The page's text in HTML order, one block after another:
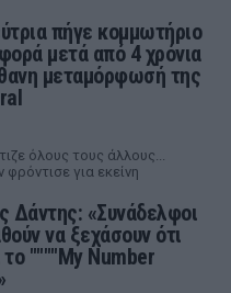
πήγε κομμωτήριο
μετά από 4 χρόνια
μεταμόρφωσή της
όλους τους άλλους...
φρόντισε για εκείνη
Δάντης: «Συνάδελφοι
να ξεχάσουν ότι
""""My Number